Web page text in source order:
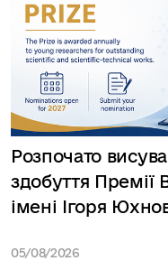
Розпочато
здобуття Премії
імені Ігоря
05/08/2026